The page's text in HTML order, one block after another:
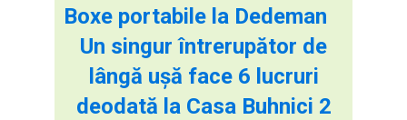
Boxe portabile la Dedeman
Un singur întrerupător de
lângă ușă face 6 lucruri
deodată la Casa Buhnici 2